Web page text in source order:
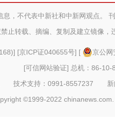
息，不代表中新社和中新网观点。
止转载、摘编、复制及建立镜像，
] [京ICP证040655号] [
京公
[可信网站验证] 总机：86-10-
技术支持：0991-8557237
©1999-2022